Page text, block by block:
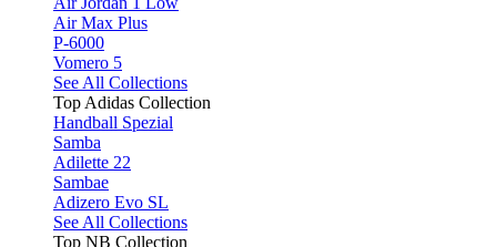
Air Max Plus
P-6000
Vomero 5
See All Collections
Top Adidas Collection
Handball Spezial
Samba
Adilette 22
Sambae
Adizero Evo SL
See All Collections
Top NB Collection